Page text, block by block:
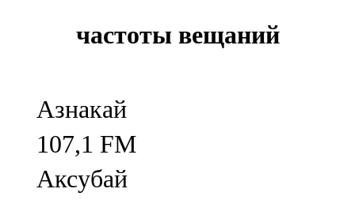
частоты вещаний
Азнакай
107,1 FM
Аксубай